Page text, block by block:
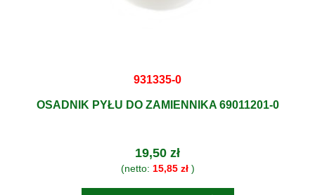
931335-0
OSADNIK PYŁU DO ZAMIENNIKA 69011201-0
19,50 zł
(netto: 15,85 zł)